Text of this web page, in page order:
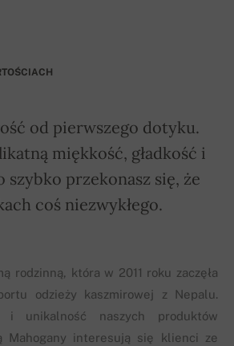
od pierwszego dotyku.
miękkość, gładkość i
szybko przekonasz się, że
coś niezwykłego.
rodzinną, która w 2011 roku zaczęła
odzieży kaszmirowej z Nepalu.
i unikalność naszych produktów
Mahogany interesują się klienci ze